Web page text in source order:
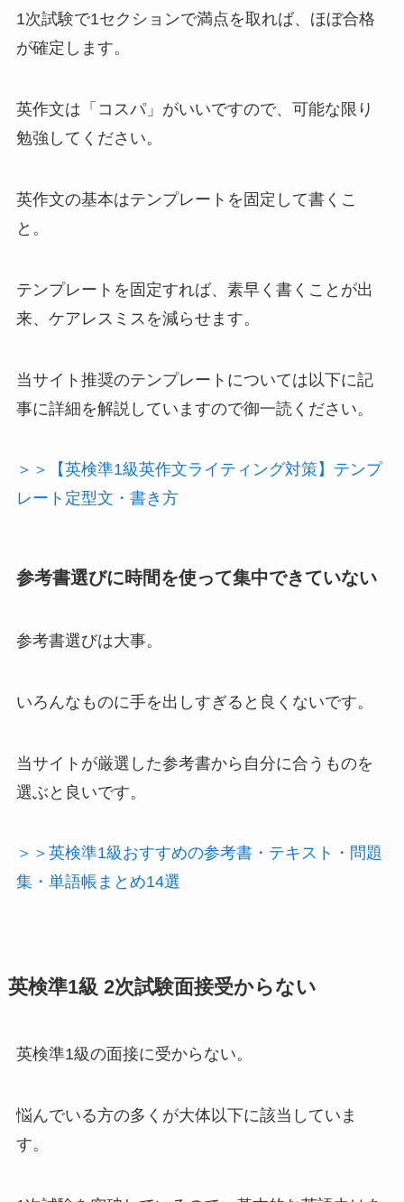
1次試験で1セクションで満点を取れば、ほぼ合格
が確定します。
英作文は「コスパ」がいいですので、可能な限り
勉強してください。
英作文の基本はテンプレートを固定して書くこ
と。
テンプレートを固定すれば、素早く書くことが出
来、ケアレスミスを減らせます。
当サイト推奨のテンプレートについては以下に記
事に詳細を解説していますので御一読ください。
＞＞【英検準1級英作文ライティング対策】テンプ
レート定型文・書き方
参考書選びに時間を使って集中できていない
参考書選びは大事。
いろんなものに手を出しすぎると良くないです。
当サイトが厳選した参考書から自分に合うものを
選ぶと良いです。
＞＞英検準1級おすすめの参考書・テキスト・問題
集・単語帳まとめ14選
英検準1級 2次試験面接受からない
英検準1級の面接に受からない。
悩んでいる方の多くが大体以下に該当していま
す。